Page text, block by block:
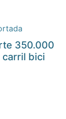
350.000
carril bici